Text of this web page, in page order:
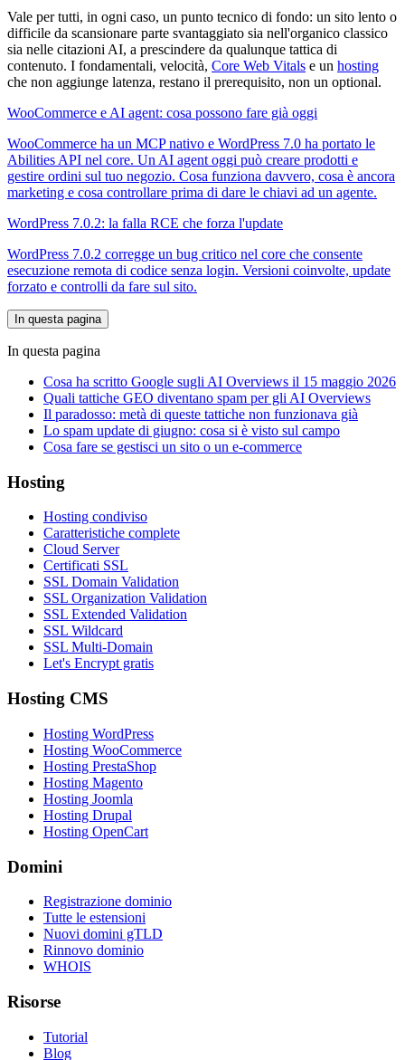
Vale per tutti, in ogni caso, un punto tecnico di fondo: un sito lento o
difficile da scansionare parte svantaggiato sia nell'organico classico
sia nelle citazioni AI, a prescindere da qualunque tattica di
contenuto. I fondamentali, velocità, Core Web Vitals e un hosting
che non aggiunge latenza, restano il prerequisito, non un optional.
WooCommerce e AI agent: cosa possono fare già oggi
WooCommerce ha un MCP nativo e WordPress 7.0 ha portato le
Abilities API nel core. Un AI agent oggi può creare prodotti e
gestire ordini sul tuo negozio. Cosa funziona davvero, cosa è ancora
marketing e cosa controllare prima di dare le chiavi ad un agente.
WordPress 7.0.2: la falla RCE che forza l'update
WordPress 7.0.2 corregge un bug critico nel core che consente
esecuzione remota di codice senza login. Versioni coinvolte, update
forzato e controlli da fare sul sito.
In questa pagina
In questa pagina
Cosa ha scritto Google sugli AI Overviews il 15 maggio 2026
Quali tattiche GEO diventano spam per gli AI Overviews
Il paradosso: metà di queste tattiche non funzionava già
Lo spam update di giugno: cosa si è visto sul campo
Cosa fare se gestisci un sito o un e-commerce
Hosting
Hosting condiviso
Caratteristiche complete
Cloud Server
Certificati SSL
SSL Domain Validation
SSL Organization Validation
SSL Extended Validation
SSL Wildcard
SSL Multi-Domain
Let's Encrypt gratis
Hosting CMS
Hosting WordPress
Hosting WooCommerce
Hosting PrestaShop
Hosting Magento
Hosting Joomla
Hosting Drupal
Hosting OpenCart
Domini
Registrazione dominio
Tutte le estensioni
Nuovi domini gTLD
Rinnovo dominio
WHOIS
Risorse
Tutorial
Blog